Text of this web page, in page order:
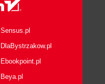
Sensus.pl
DlaBystrzakow.pl
Ebookpoint.pl
Beya.pl